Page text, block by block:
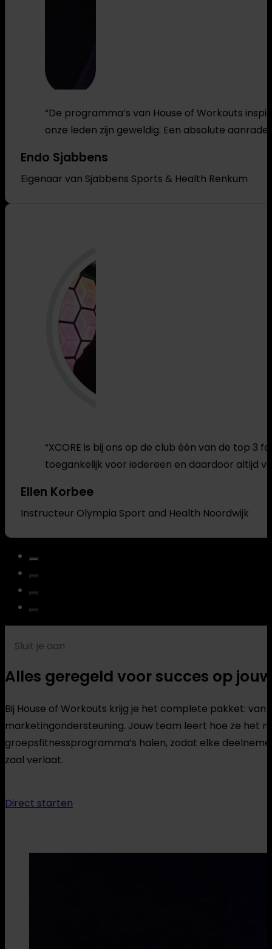
“De programma’s van House of Workouts
onze leden zijn geweldig. Een absolute
Endo Sjabbens
Eigenaar van Sjabbens Sports & Health Renkum
“XCORE is bij ons op de club één van de top 3
toegankelijk voor iedereen en daardoor altijd
Ellen Korbee
Instructeur Olympia Sport and Health Noordwijk
Sluit je aan
Alles geregeld voor succes op
Bij House of Workouts krijg je het complete pakket:
marketingondersteuning. Jouw team leert hoe ze het
groepsfitnessprogramma’s halen, zodat elke
zaal verlaat.
Direct starten